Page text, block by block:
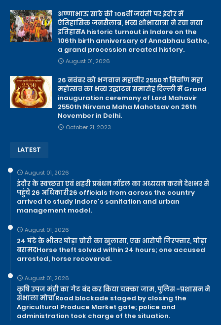
अण्णाभाऊ साठे की 106वीं जयंती पर इंदौर में
ऐतिहासिक जनसैलाब, भव्य शोभायात्रा ने रचा नया
इतिहासA historic turnout in Indore on the
106th birth anniversary of Annabhau Sathe,
a grand procession created history.
August 01, 2026
26 नवंबर को भगवान महावीर 2550 वाऺ निर्वाण महा
महोत्सव का भव्य उद्घाटन समारोह दिल्ली में Grand
inauguration ceremony of Lord Mahavir
2550th Nirvana Maha Mahotsav on 26th
November in Delhi.
October 21, 2023
LATEST
August 01, 2026
इंदौर के स्वच्छता एवं शहरी प्रबंधन मॉडल का अध्ययन करने देशभर से
पहुंचे 26 अधिकारी26 officials from across the country
arrived to study Indore's sanitation and urban
management model.
August 01, 2026
24 घंटे के भीतर घोड़ा चोरी का खुलासा, एक आरोपी गिरफ्तार, घोड़ा
बरामदHorse theft solved within 24 hours; one accused
arrested, horse recovered.
August 01, 2026
कृषि उपज मंडी का गेट बंद कर किया चक्का जाम, पुलिस -प्रशासन ने
संभाला मोर्चाRoad blockade staged by closing the
Agricultural Produce Market gate; police and
administration took charge of the situation.